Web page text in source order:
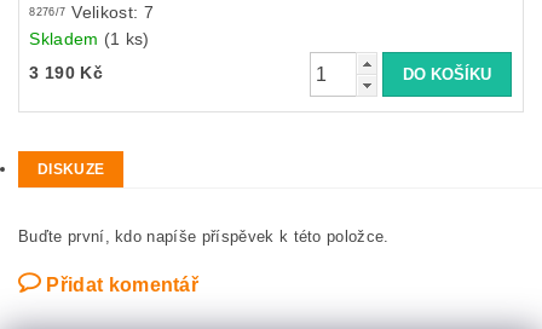
8276/7 Velikost: 7
Skladem (1 ks)
3 190 Kč
DISKUZE
Buďte první, kdo napíše příspěvek k této položce.
Přidat komentář